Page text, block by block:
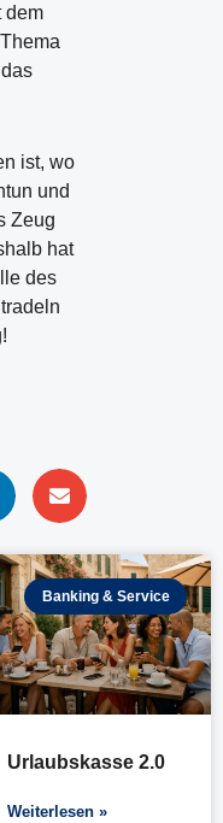
dem
ist, wo
und
Zeug
hat
des
Banking & Service
Urlaubskasse 2.0
Weiterlesen »